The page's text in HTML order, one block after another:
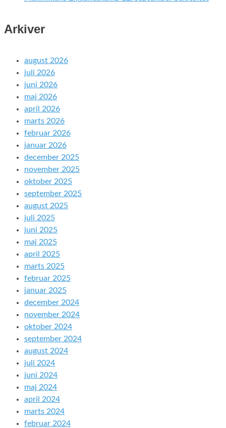
Arkiver
august 2026
juli 2026
juni 2026
maj 2026
april 2026
marts 2026
februar 2026
januar 2026
december 2025
november 2025
oktober 2025
september 2025
august 2025
juli 2025
juni 2025
maj 2025
april 2025
marts 2025
februar 2025
januar 2025
december 2024
november 2024
oktober 2024
september 2024
august 2024
juli 2024
juni 2024
maj 2024
april 2024
marts 2024
februar 2024